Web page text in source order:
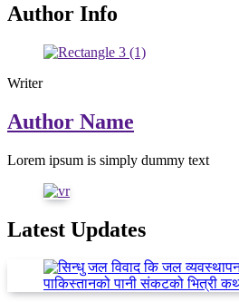
Author Info
Writer
Author Name
Lorem ipsum is simply dummy text
Latest Updates